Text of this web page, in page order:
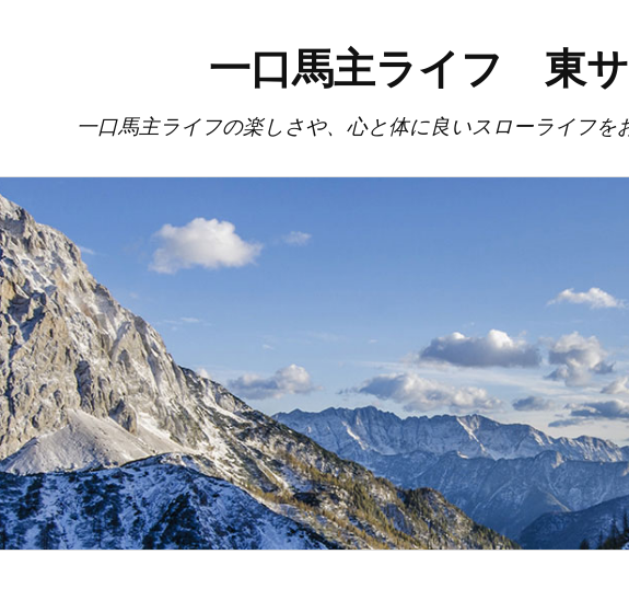
一口馬主ライフ 東
一口馬主ライフの楽しさや、心と体に良いスローライフを